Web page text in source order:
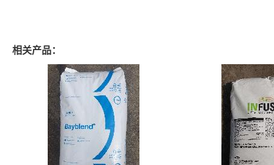
相关产品：